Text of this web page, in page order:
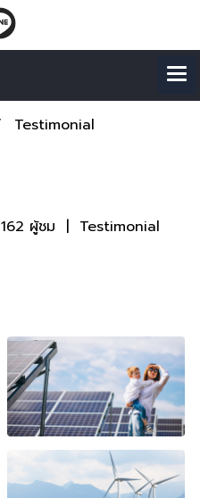
Testimonial
162 ผู้ชม | Testimonial